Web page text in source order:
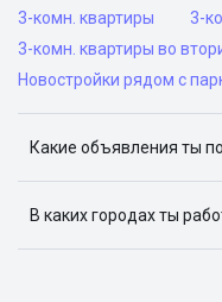
3-комн. квартиры
3-
3-комн. квартиры во
Новостройки рядом с
Какие объявления ты
объявлений: ЦИАН,
Авито, Самолет.Плюс.
В каких городах ты